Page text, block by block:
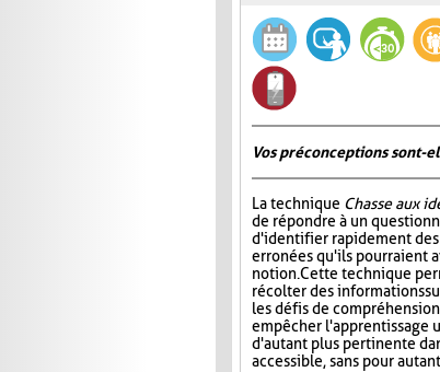
Vos préconceptions sont-
La technique Chasse aux
de répondre à un
d'identifier rapidement
erronées qu'ils pourraient
notion. Cette technique
récolter des informations
les défis de
empêcher l'apprentissage
d'autant plus pertinente
accessible, sans pour